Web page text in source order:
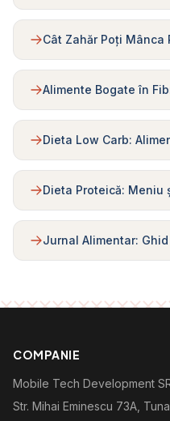
Cât Zahăr Poți Mânca
Alimente Bogate în
Dieta Low Carb:
Dieta Proteică: Meniu
Jurnal Alimentar:
COMPANIE
Mobile Tech Development
Str. Mihai Eminescu 73A,